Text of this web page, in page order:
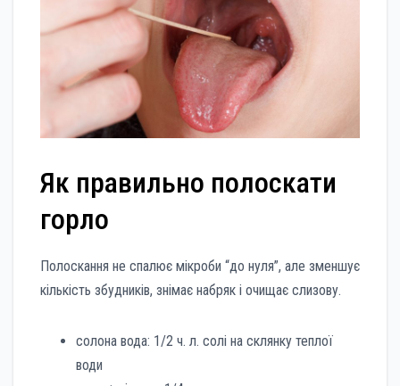
Як правильно полоскати
горло
Полоскання не спалює мікроби “до нуля”, але зменшує
кількість збудників, знімає набряк і очищає слизову.
солона вода: 1/2 ч. л. солі на склянку теплої
води